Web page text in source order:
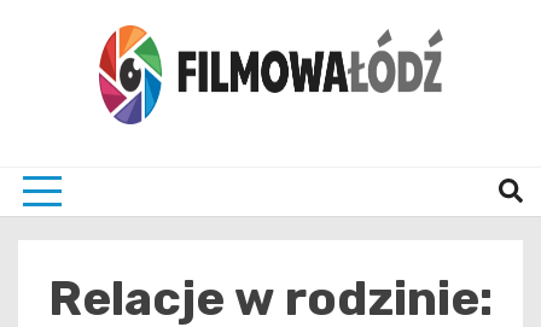
Relacje w rodzinie: